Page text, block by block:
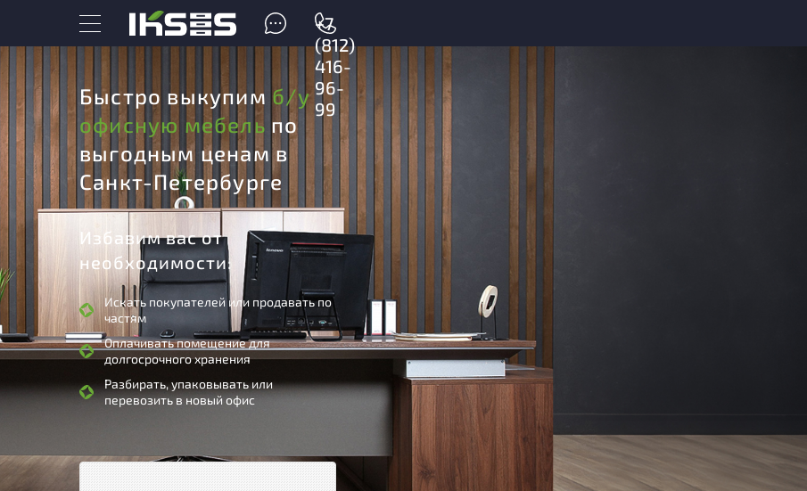
+7
(812)
416-
96-
99
Быстро выкупим б/у
офисную мебель по
выгодным ценам в
Санкт-Петербурге
Избавим вас от
необходимости:
Искать покупателей или продавать по
частям
Оплачивать помещение для
долгосрочного хранения
Разбирать, упаковывать или
перевозить в новый офис